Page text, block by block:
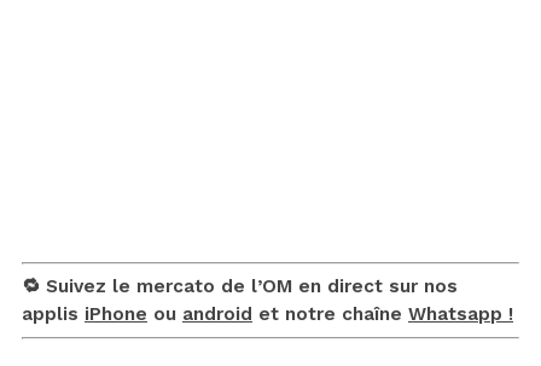
🔁 Suivez le mercato de l’OM en direct sur nos
applis iPhone ou android et notre chaîne Whatsapp !